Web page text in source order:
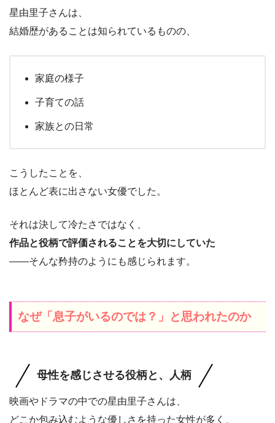
星由里子さんは、
結婚歴があることは知られているものの、
家庭の様子
子育ての話
家族との日常
こうしたことを、
ほとんど表に出さない女優でした。
それは決して冷たさではなく、
作品と役柄で評価されることを大切にしていた
――そんな矜持のようにも感じられます。
なぜ「息子がいるのでは？」と思われたのか
母性を感じさせる役柄と、人柄
映画やドラマの中での星由里子さんは、
どこか包み込むような優しさを持った女性が多く、